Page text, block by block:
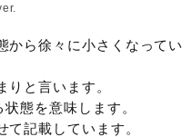
から徐々に小さくなってい
と言います。
態を意味します。
記載しています。